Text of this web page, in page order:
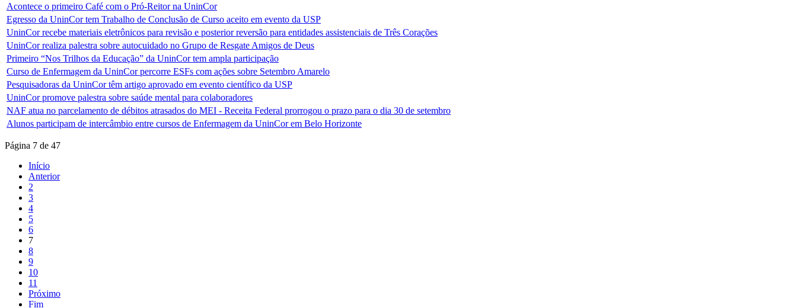
Acontece o primeiro Café com o Pró-Reitor na UninCor
Egresso da UninCor tem Trabalho de Conclusão de Curso aceito em evento da USP
UninCor recebe materiais eletrônicos para revisão e posterior reversão para entidades assistenciais de Três Corações
UninCor realiza palestra sobre autocuidado no Grupo de Resgate Amigos de Deus
Primeiro “Nos Trilhos da Educação” da UninCor tem ampla participação
Curso de Enfermagem da UninCor percorre ESFs com ações sobre Setembro Amarelo
Pesquisadoras da UninCor têm artigo aprovado em evento científico da USP
UninCor promove palestra sobre saúde mental para colaboradores
NAF atua no parcelamento de débitos atrasados do MEI - Receita Federal prorrogou o prazo para o dia 30 de setembro
Alunos participam de intercâmbio entre cursos de Enfermagem da UninCor em Belo Horizonte
Página 7 de 47
Início
Anterior
2
3
4
5
6
7
8
9
10
11
Próximo
Fim